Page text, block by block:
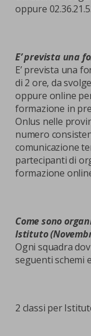
oppure
E’ prevista una
E’ prevista una
di 2 ore, da
oppure online
formazione in
Onlus nelle
numero
comunicazione
partecipanti di
formazione
Come sono
Istituto
Ogni squadra
seguenti schemi
2 classi per